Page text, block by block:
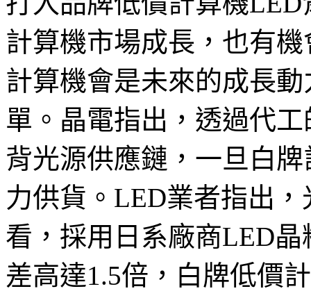
計算機市場成長，也有
計算機會是未來的成長
單。晶電指出，透過代
背光源供應鏈，一旦白
力供貨。LED業者指出
看，採用日系廠商LED
差高達1.5倍，白牌低價